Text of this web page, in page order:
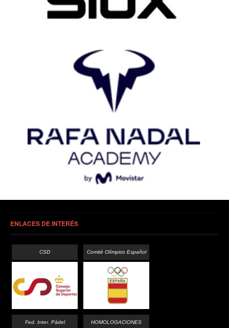
ENLACES DE INTERÉS
CSD Comité Olímpico Español
Fed. Inter. Pádel HOMOLOGACIONES